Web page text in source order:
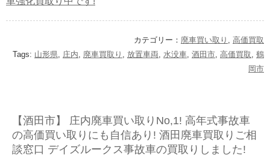
カテゴリー： 廃車買い取り
高価買取
Tags: 山形県 庄内 廃車買取り 放置車両 水没車 酒田市 高価買取
鶴
岡市
【酒田市】 庄内廃車買い取りNo,1! 高年式事故車
の高価買い取りにも自信あり! 酒田廃車買取りご相
談窓口 デイズルークス事故車の買取りしました!